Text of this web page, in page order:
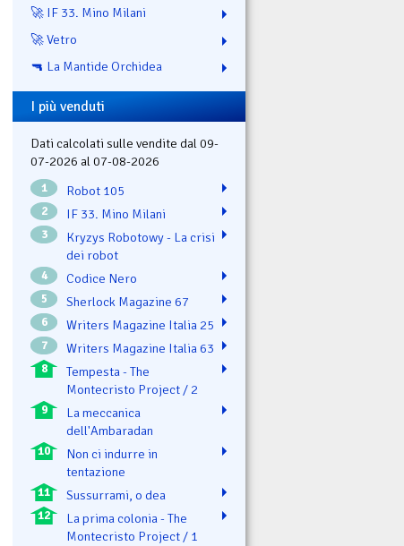
🚀 IF 33. Mino Milani
🚀 Vetro
🔫 La Mantide Orchidea
I più venduti
Dati calcolati sulle vendite dal 09-
07-2026 al 07-08-2026
1 Robot 105
2 IF 33. Mino Milani
3
Kryzys Robotowy - La crisi
dei robot
4 Codice Nero
5 Sherlock Magazine 67
6 Writers Magazine Italia 25
7 Writers Magazine Italia 63
8
Tempesta - The
Montecristo Project / 2
9
La meccanica
dell'Ambaradan
10
Non ci indurre in
tentazione
11 Sussurrami, o dea
12
La prima colonia - The
Montecristo Project / 1